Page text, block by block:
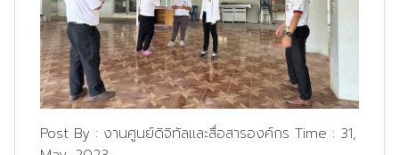
Post By : งานศูนย์ดิจิทัลและสื่อสารองค์กร Time : 31,